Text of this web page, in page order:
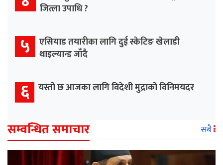
जित्ला उपाधि ?
५ एसियाड तयारीका लागि दुई स्केटिङ खेलाडी
थाइल्यान्ड जाँदै
६ यस्तो छ आजका लागि विदेशी मुद्राको विनिमयदर
सम्वन्धित समाचार सबै